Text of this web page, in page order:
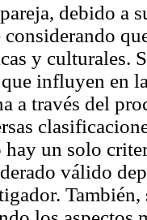
debido a
considerando
y culturales.
influyen en
a través del
un solo
válido
También,